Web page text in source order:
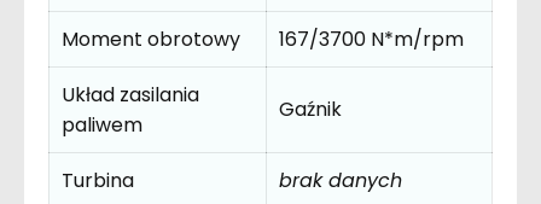
Moment obrotowy
167/3700 N*m/rpm
Układ zasilania
paliwem
Gaźnik
Turbina
brak danych